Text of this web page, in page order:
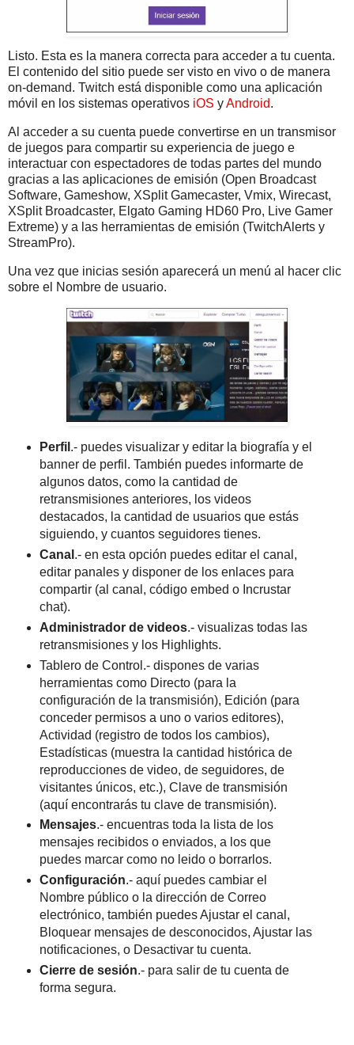
Listo. Esta es la manera correcta para acceder a tu cuenta.
El contenido del sitio puede ser visto en vivo o de manera
on-demand. Twitch está disponible como una aplicación
móvil en los sistemas operativos iOS yAndroid.
Al acceder a su cuenta puede convertirse en un transmisor
de juegos para compartir su experiencia de juego e
interactuar con espectadores de todas partes del mundo
gracias a las aplicaciones de emisión (Open Broadcast
Software, Gameshow, XSplit Gamecaster, Vmix, Wirecast,
XSplit Broadcaster, Elgato Gaming HD60 Pro, Live Gamer
Extreme) y a las herramientas de emisión (TwitchAlerts y
StreamPro).
Una vez que inicias sesión aparecerá un menú al hacer clic
sobre el Nombre de usuario.
Perfil .- puedes visualizar y editar la biografía y el
banner de perfil. También puedes informarte de
algunos datos, como la cantidad de
retransmisiones anteriores, los videos
destacados, la cantidad de usuarios que estás
siguiendo, y cuantos seguidores tienes.
Canal .- en esta opción puedes editar el canal,
editar panales y disponer de los enlaces para
compartir (al canal, código embed o Incrustar
chat).
Administrador de videos.- visualizas todas las
retransmisiones y los Highlights.
Tablero de Control.- dispones de varias
herramientas como Directo (para la
configuración de la transmisión), Edición (para
conceder permisos a uno o varios editores),
Actividad (registro de todos los cambios),
Estadísticas (muestra la cantidad histórica de
reproducciones de video, de seguidores, de
visitantes únicos, etc.), Clave de transmisión
(aquí encontrarás tu clave de transmisión).
Mensajes.- encuentras toda la lista de los
mensajes recibidos o enviados, a los que
puedes marcar como no leido o borrarlos.
Configuración.- aquí puedes cambiar el
Nombre público o la dirección de Correo
electrónico, también puedes Ajustar el canal,
Bloquear mensajes de desconocidos, Ajustar las
notificaciones, o Desactivar tu cuenta.
Cierre de sesión.- para salir de tu cuenta de
forma segura.